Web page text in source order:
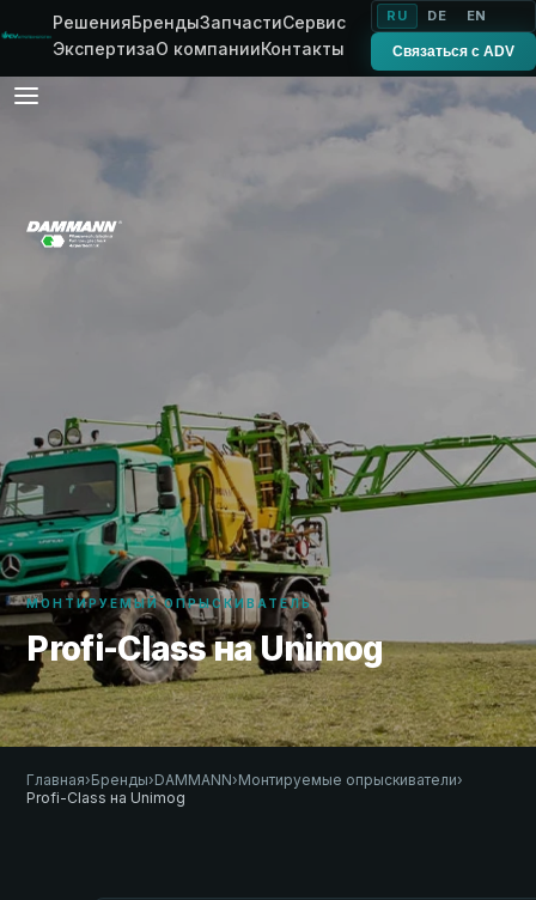
РешенияБрендыЗапчастиСервис
ЭкспертизаО компанииКонтакты
RU DE EN
Связаться с ADV
МОНТИРУЕМЫЙ ОПРЫСКИВАТЕЛЬ
Profi-Class на Unimog
Главная›Бренды›DAMMANN›Монтируемые опрыскиватели›
Profi-Class на Unimog